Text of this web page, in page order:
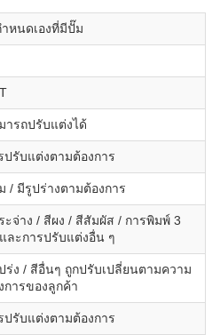
าหนดเองที่มีปั๊ม
ารถปรับแต่งได้
ปรับแต่งตามต้องการ
/ มีรูปร่างตามต้องการ
ะจ่าง / สีผง / สีสัมผัส / การพิมพ์ 3
ละการปรับแต่งอื่น ๆ
ร่ง / สีอื่นๆ ถูกปรับเปลี่ยนตามความ
การของลูกค้า
ปรับแต่งตามต้องการ